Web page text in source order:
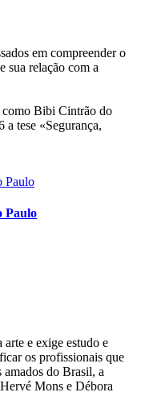
em compreender o
sua relação com a
como Bibi Cintrão do
tese «Segurança,
Paulo
e exige estudo e
os profissionais que
amados do Brasil, a
Mons e Débora